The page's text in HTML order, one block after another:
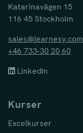
Katarinavägen 15
116 45 Stockholm
sales@learnesy.com
+46 733-30 20 60
LinkedIn
Kurser
Excelkurser